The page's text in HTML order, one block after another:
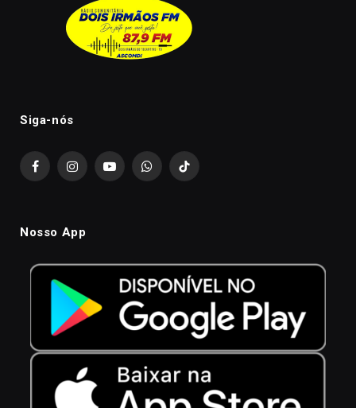
Siga-nós
FacebookInstagramYouTubeWhatsAppTikTok
Nosso App